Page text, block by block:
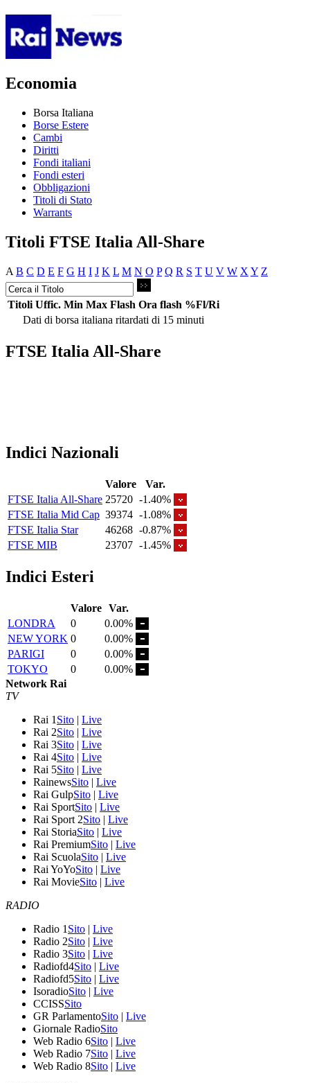
Economia
Borsa Italiana
Borse Estere
Cambi
Diritti
Fondi italiani
Fondi esteri
Obbligazioni
Titoli di Stato
Warrants
Titoli FTSE Italia All-Share
A B C D E F G H I J K L M N O P Q R S T U V W X Y Z
Titoli Uffic. Min Max Flash Ora flash %Fl/Ri
Dati di borsa italiana ritardati di 15 minuti
FTSE Italia All-Share
Indici Nazionali
Valore
Var.
FTSE Italia All-Share 25720 -1.40%
FTSE Italia Mid Cap 39374 -1.08%
FTSE Italia Star
46268 -0.87%
FTSE MIB
23707 -1.45%
Indici Esteri
Valore Var.
LONDRA
0
0.00%
NEW YORK 0
0.00%
PARIGI
0
0.00%
TOKYO
0
0.00%
Network Rai
TV
Rai 1 Sito | Live
Rai 2Sito | Live
Rai 3Sito | Live
Rai 4Sito | Live
Rai 5Sito | Live
RainewsSito | Live
Rai GulpSito | Live
Rai SportSito | Live
Rai Sport 2Sito | Live
Rai StoriaSito | Live
Rai PremiumSito | Live
Rai ScuolaSito | Live
Rai YoYoSito | Live
Rai MovieSito | Live
RADIO
Radio 1 Sito | Live
Radio 2Sito | Live
Radio 3Sito | Live
Radiofd4Sito | Live
Radiofd5Sito | Live
IsoradioSito | Live
CCISSSito
GR ParlamentoSito | Live
Giornale RadioSito
Web Radio 6Sito | Live
Web Radio 7Sito | Live
Web Radio 8Sito | Live